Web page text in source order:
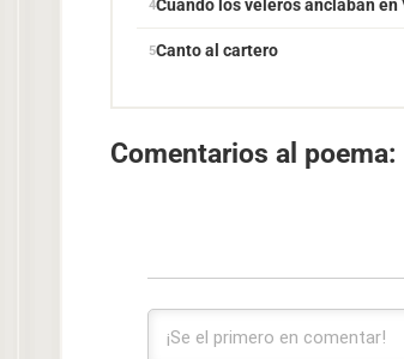
Cuando los veleros anclaban en
Canto al cartero
Comentarios al poema: